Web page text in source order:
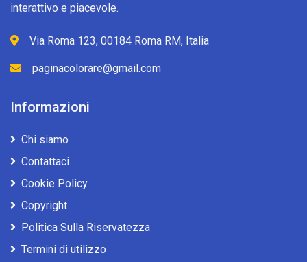
interattivo e piacevole.
Via Roma 123, 00184 Roma RM, Italia
paginacolorare@gmail.com
Informazioni
Chi siamo
Contattaci
Cookie Policy
Copyright
Politica Sulla Riservatezza
Termini di utilizzo